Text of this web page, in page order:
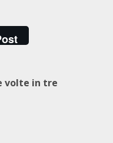
volte in tre